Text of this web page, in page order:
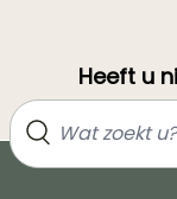
Heeft u